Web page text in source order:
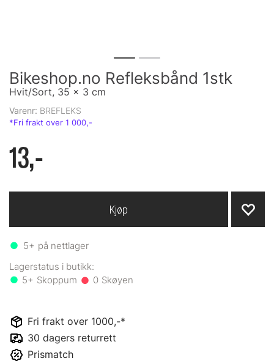
Bikeshop.no Refleksbånd 1stk
Hvit/Sort, 35 x 3 cm
Varenr: BREFLEKS
13,-
5+ på nettlager
5+ 0
Kjøp
Fri frakt over 1000,-*
30 dagers returrett
Prismatch